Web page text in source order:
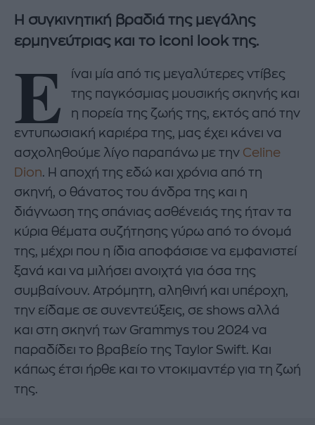
H συγκινητική βραδιά της μεγάλης
ερμηνεύτριας και το iconi look της.
Ε
ίναι μία από τις μεγαλύτερες ντίβες
της παγκόσμιας μουσικής σκηνής και
η πορεία της ζωής της, εκτός από την
εντυπωσιακή καριέρα της, μας έχει κάνει να
ασχοληθούμε λίγο παραπάνω με την Celine
Dion. Η αποχή της εδώ και χρόνια από τη
σκηνή, ο θάνατος του άνδρα της και η
διάγνωση της σπάνιας ασθένειάς της ήταν τα
κύρια θέματα συζήτησης γύρω από το όνομά
της, μέχρι που η ίδια αποφάσισε να εμφανιστεί
ξανά και να μιλήσει ανοιχτά για όσα της
συμβαίνουν. Ατρόμητη, αληθινή και υπέροχη,
την είδαμε σε συνεντεύξεις, σε shows αλλά
και στη σκηνή των Grammys του 2024 να
παραδίδει το βραβείο της Taylor Swift. Και
κάπως έτσι ήρθε και το ντοκιμαντέρ για τη ζωή
της.